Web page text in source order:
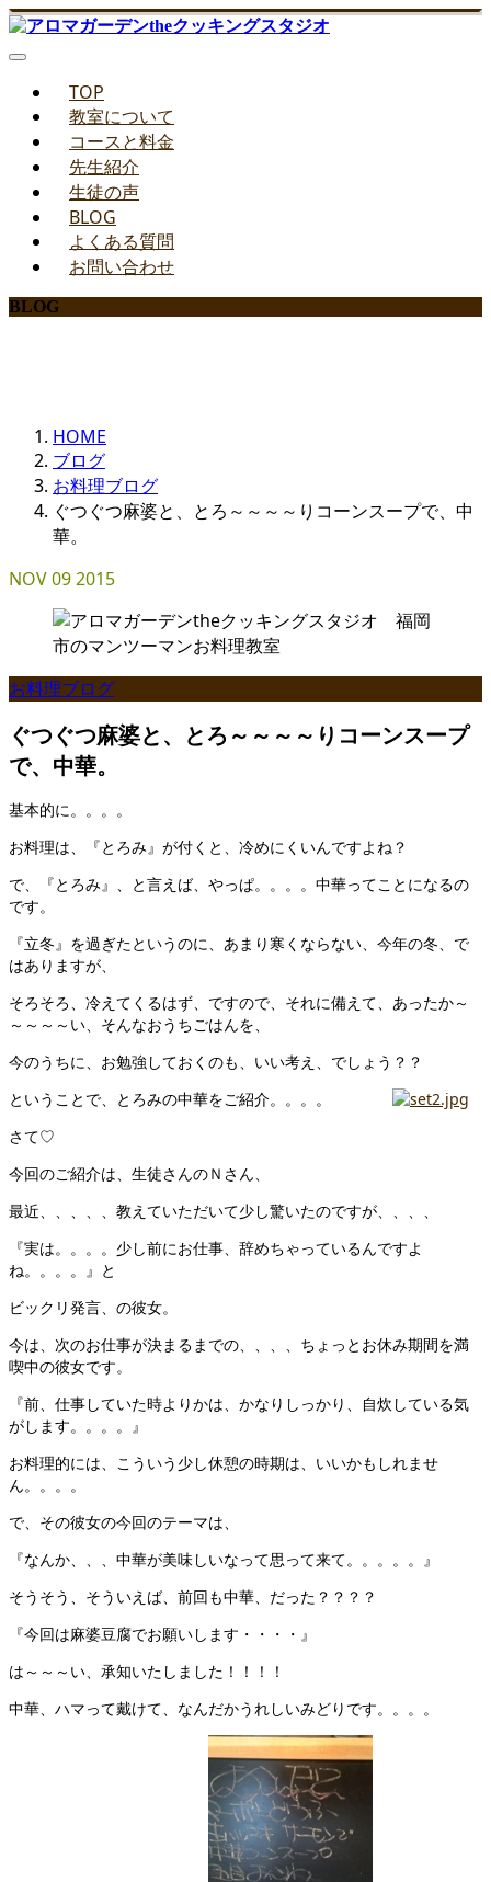
TOP
教室について
コースと料金
先生紹介
生徒の声
BLOG
よくある質問
お問い合わせ
BLOG
HOME
ブログ
お料理ブログ
ぐつぐつ麻婆と、とろ～～～～りコーンスープで、中
華。
NOV092015
お料理ブログ
ぐつぐつ麻婆と、とろ～～～～りコーンスープ
で、中華。
基本的に。。。。
お料理は、『とろみ』が付くと、冷めにくいんですよね？
で、『とろみ』、と言えば、やっぱ。。。。中華ってことになるの
です。
『立冬』を過ぎたというのに、あまり寒くならない、今年の冬、で
はありますが、
そろそろ、冷えてくるはず、ですので、それに備えて、あったか～
～～～～い、そんなおうちごはんを、
今のうちに、お勉強しておくのも、いい考え、でしょう？？
ということで、とろみの中華をご紹介。。。。
さて♡
今回のご紹介は、生徒さんのＮさん、
最近、、、、、教えていただいて少し驚いたのですが、、、、
『実は。。。。少し前にお仕事、辞めちゃっているんですよ
ね。。。。』と
ビックリ発言、の彼女。
今は、次のお仕事が決まるまでの、、、、ちょっとお休み期間を満
喫中の彼女です。
『前、仕事していた時よりかは、かなりしっかり、自炊している気
がします。。。。』
お料理的には、こういう少し休憩の時期は、いいかもしれませ
ん。。。。
で、その彼女の今回のテーマは、
『なんか、、、中華が美味しいなって思って来て。。。。。』
そうそう、そういえば、前回も中華、だった？？？？
『今回は麻婆豆腐でお願いします・・・・』
は～～～い、承知いたしました！！！！
中華、ハマって戴けて、なんだかうれしいみどりです。。。。